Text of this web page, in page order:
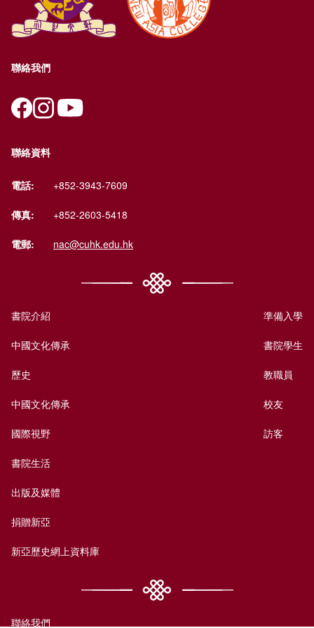
聯絡我們
聯絡資料
電話: +852-3943-7609
傳真: +852-2603-5418
電郵: nac@cuhk.edu.hk
書院介紹
中國文化傳承
歷史
中國文化傳承
國際視野
書院生活
出版及媒體
捐贈新亞
新亞歷史網上資料庫
準備入學
書院學生
教職員
校友
訪客
聯絡我們